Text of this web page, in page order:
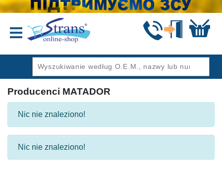
Producenci MATADOR
Nic nie znaleziono!
Nic nie znaleziono!